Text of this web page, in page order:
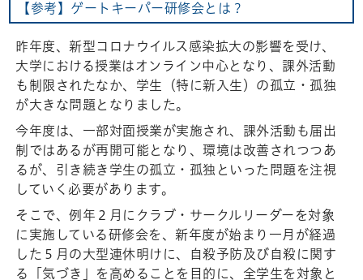
【参考】ゲートキーパー研修会とは？
昨年度、新型コロナウイルス感染拡大の影響を受け、
大学における授業はオンライン中心となり、課外活動
も制限されたなか、学生（特に新入生）の孤立・孤独
が大きな問題となりました。
今年度は、一部対面授業が実施され、課外活動も届出
制ではあるが再開可能となり、環境は改善されつつあ
るが、引き続き学生の孤立・孤独といった問題を注視
していく必要があります。
そこで、例年２月にクラブ・サークルリーダーを対象
に実施している研修会を、新年度が始まり一月が経過
した５月の大型連休明けに、自殺予防及び自殺に関す
る「気づき」を高めることを目的に、全学生を対象と